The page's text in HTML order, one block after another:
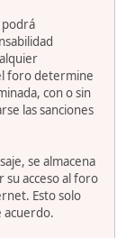
foro determine
con o sin
las sanciones
se almacena
su acceso al foro
Esto solo
acuerdo.